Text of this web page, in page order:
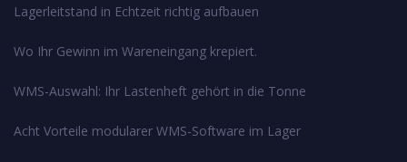
Lagerleitstand in Echtzeit richtig aufbauen
Wo Ihr Gewinn im Wareneingang krepiert.
WMS-Auswahl: Ihr Lastenheft gehört in die Tonne
Acht Vorteile modularer WMS-Software im Lager